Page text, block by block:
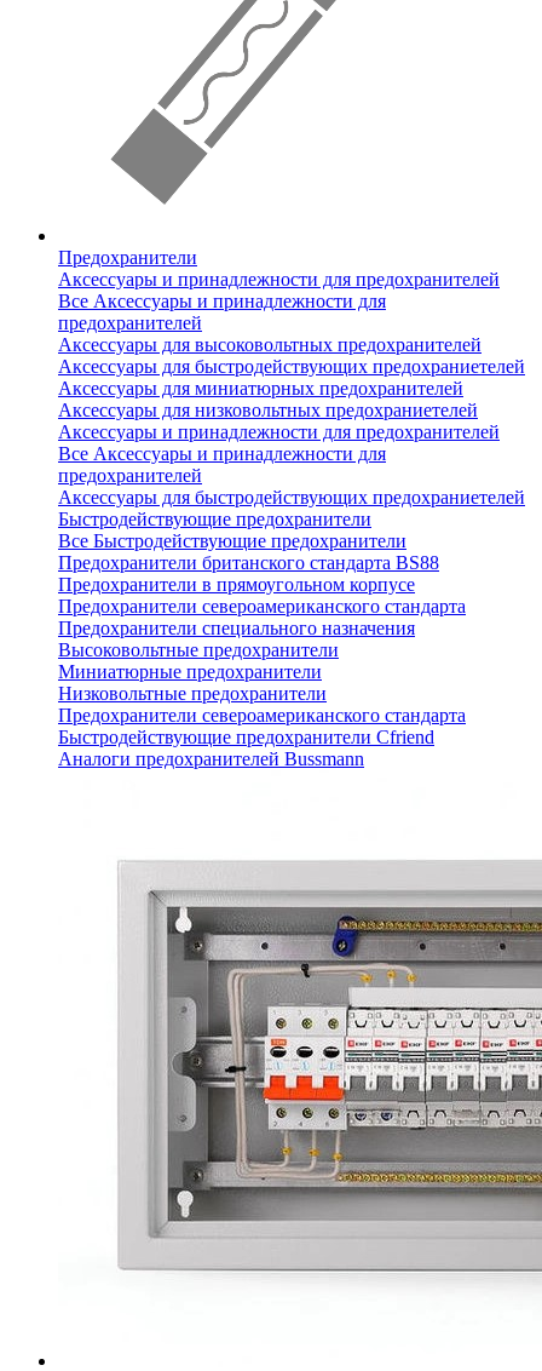
Предохранители
Аксессуары и принадлежности для предохранителей
Все Аксессуары и принадлежности для
предохранителей
Аксессуары для высоковольтных предохранителей
Аксессуары для быстродействующих предохраниетелей
Аксессуары для миниатюрных предохранителей
Аксессуары для низковольтных предохраниетелей
Аксессуары и принадлежности для предохранителей
Все Аксессуары и принадлежности для
предохранителей
Аксессуары для быстродействующих предохраниетелей
Быстродействующие предохранители
Все Быстродействующие предохранители
Предохранители британского стандарта BS88
Предохранители в прямоугольном корпусе
Предохранители североамериканского стандарта
Предохранители специального назначения
Высоковольтные предохранители
Миниатюрные предохранители
Низковольтные предохранители
Предохранители североамериканского стандарта
Быстродействующие предохранители Cfriend
Аналоги предохранителей Bussmann